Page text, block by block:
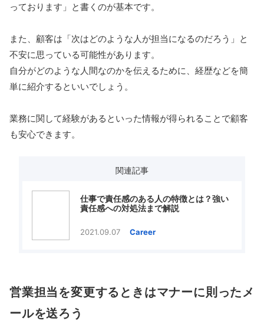
っております」と書くのが基本です。
また、顧客は「次はどのような人が担当になるのだろう」と
不安に思っている可能性があります。
自分がどのような人間なのかを伝えるために、経歴などを簡
単に紹介するといいでしょう。
業務に関して経験があるといった情報が得られることで顧客
も安心できます。
関連記事
仕事で責任感のある人の特徴とは？強い
責任感への対処法まで解説
2021.09.07 Career
営業担当を変更するときはマナーに則ったメ
ールを送ろう